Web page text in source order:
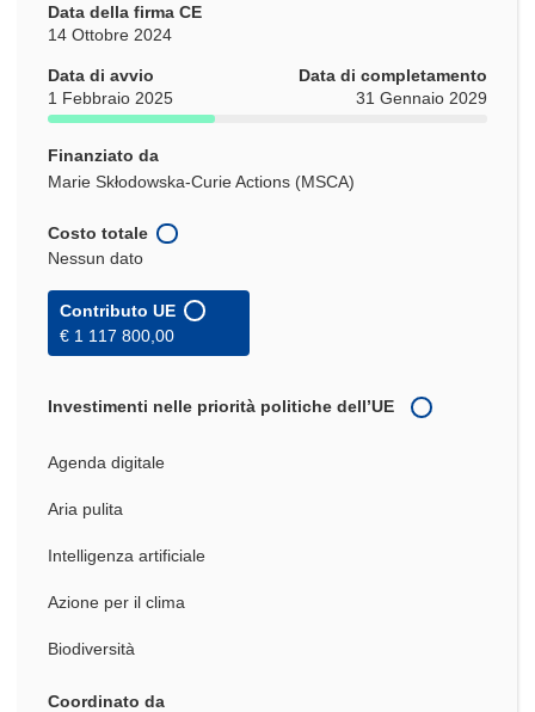
Data della firma CE
14 Ottobre 2024
Data di avvio
1 Febbraio 2025
Data di completamento
31 Gennaio 2029
Finanziato da
Marie Skłodowska-Curie Actions (MSCA)
Costo totale
Nessun dato
Contributo UE
€ 1 117 800,00
Investimenti nelle priorità politiche dell’UE
Agenda digitale
Aria pulita
Intelligenza artificiale
Azione per il clima
Biodiversità
Coordinato da